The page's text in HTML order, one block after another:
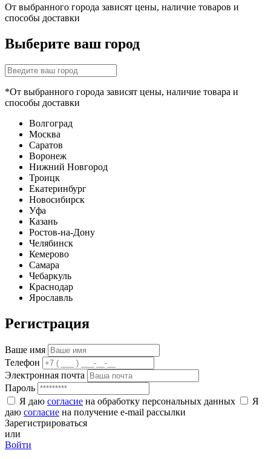
От выбранного города зависят цены, наличие товаров и
способы доставки
Выберите ваш город
*От выбранного города зависят цены, наличие товара и
способы доставки
Волгоград
Москва
Саратов
Воронеж
Нижний Новгород
Троицк
Екатеринбург
Новосибирск
Уфа
Казань
Ростов-на-Дону
Челябинск
Кемерово
Самара
Чебаркуль
Краснодар
Ярославль
Регистрация
Ваше имя
Телефон
Электронная почта
Пароль
Я даю согласие на обработку персональных данных
Я
даю согласие на получение e-mail рассылки
Зарегистрироваться
или
Войти